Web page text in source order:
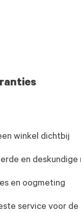
winkel dichtbij
en
en oogmeting
service voor de